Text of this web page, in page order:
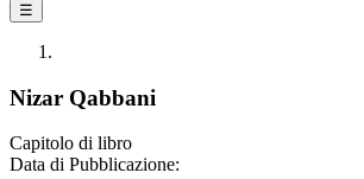
☰
Nizar Qabbani
Capitolo di libro
Data di Pubblicazione: